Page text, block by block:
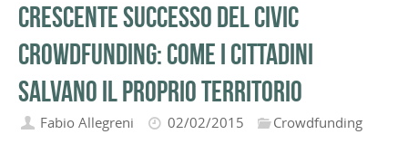
Crescente successo del Civic
Crowdfunding: come i cittadini
salvano il proprio territorio
Fabio Allegreni 02/02/2015 Crowdfunding